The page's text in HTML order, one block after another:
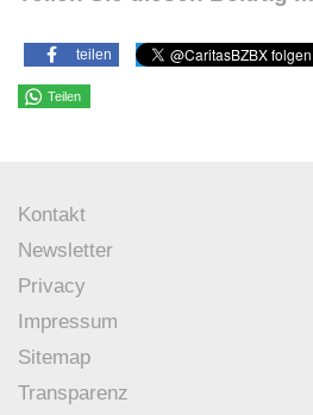
teilen
Teilen
Kontakt
Newsletter
Privacy
Impressum
Sitemap
Transparenz